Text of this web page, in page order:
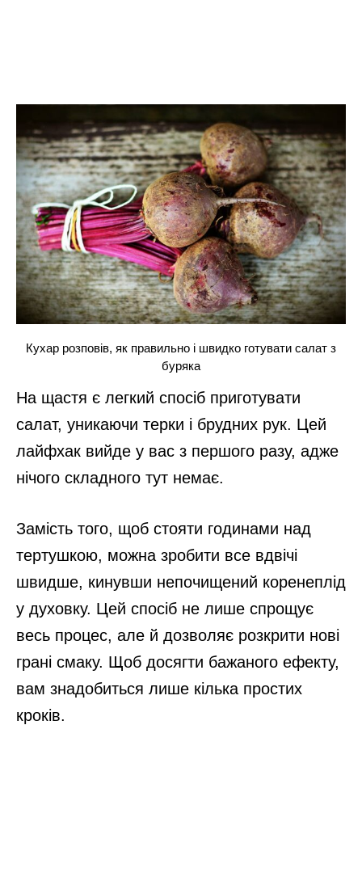
Кухар розповів, як правильно і швидко готувати салат з
буряка
На щастя є легкий спосіб приготувати
салат, уникаючи терки і брудних рук. Цей
лайфхак вийде у вас з першого разу, адже
нічого складного тут немає.
Замість того, щоб стояти годинами над
тертушкою, можна зробити все вдвічі
швидше, кинувши непочищений коренеплід
у духовку. Цей спосіб не лише спрощує
весь процес, але й дозволяє розкрити нові
грані смаку. Щоб досягти бажаного ефекту,
вам знадобиться лише кілька простих
кроків.